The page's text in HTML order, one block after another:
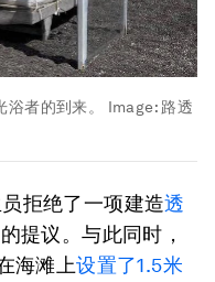
者的到来。 Image: 路透
拒绝了一项建造透
的提议。与此同时，
海滩上设置了1.5米